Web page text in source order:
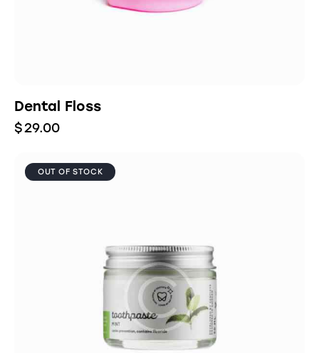
Dental Floss
$29.00
OUT OF STOCK